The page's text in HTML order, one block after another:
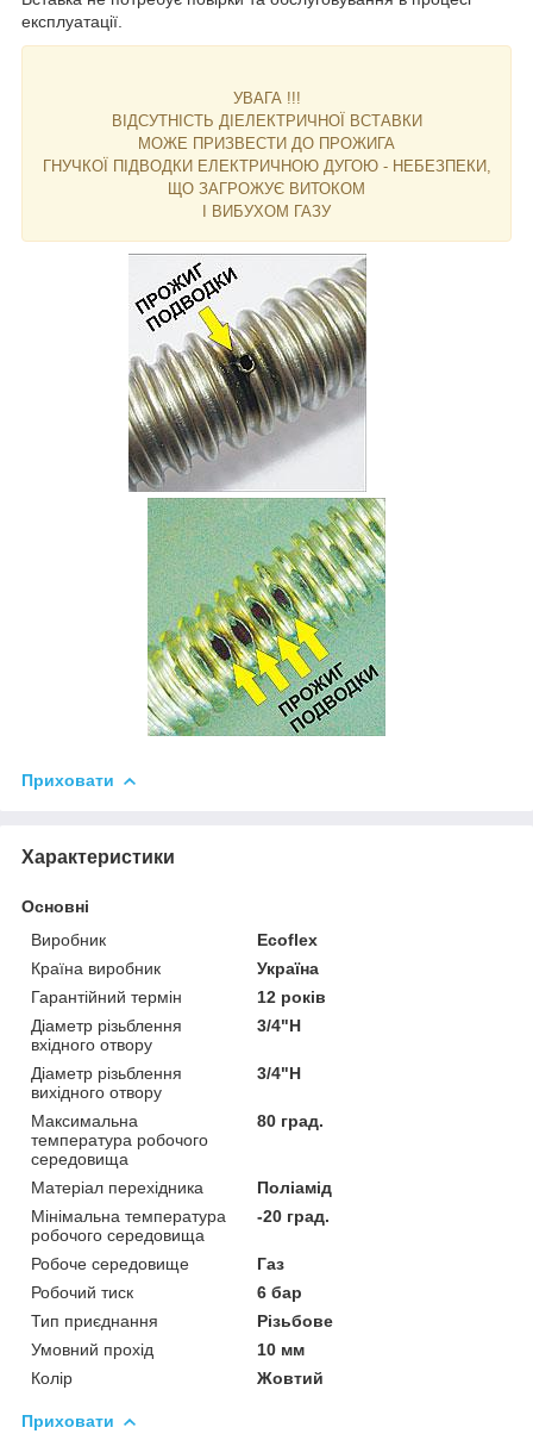
експлуатації.
УВАГА !!!
ВІДСУТНІСТЬ ДІЕЛЕКТРИЧНОЇ ВСТАВКИ
МОЖЕ ПРИЗВЕСТИ ДО ПРОЖИГА
ГНУЧКОЇ ПІДВОДКИ ЕЛЕКТРИЧНОЮ ДУГОЮ - НЕБЕЗПЕКИ,
ЩО ЗАГРОЖУЄ ВИТОКОМ
І ВИБУХОМ ГАЗУ
Приховати
Характеристики
Основні
Виробник
Ecoflex
Країна виробник
Україна
Гарантійний термін
12 років
Діаметр різьблення
вхідного отвору
3/4"Н
Діаметр різьблення
вихідного отвору
3/4"Н
Максимальна
температура робочого
середовища
80 град.
Матеріал перехідника
Поліамід
Мінімальна температура
робочого середовища
-20 град.
Робоче середовище
Газ
Робочий тиск
6 бар
Тип приєднання
Різьбове
Умовний прохід
10 мм
Колір
Жовтий
Приховати